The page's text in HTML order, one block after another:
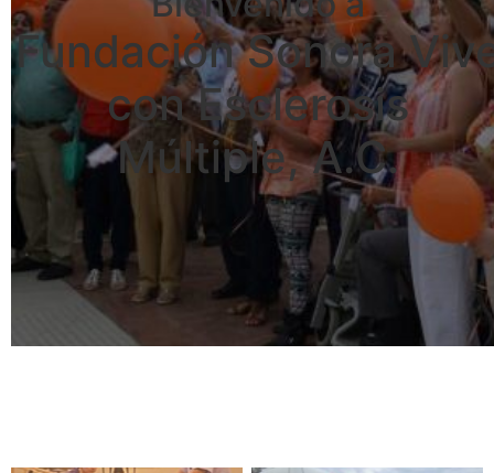
Fundación Sonora
con Esclerosis
Múltiple, A.C.